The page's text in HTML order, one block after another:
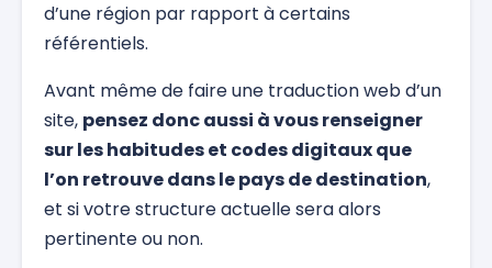
d’une région par rapport à certains
référentiels.
Avant même de faire une traduction web d’un
site, pensez donc aussi à vous renseigner
sur les habitudes et codes digitaux que
l’on retrouve dans le pays de destination,
et si votre structure actuelle sera alors
pertinente ou non.